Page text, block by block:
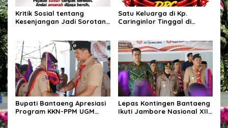
Kritik Sosial tentang
Kesenjangan Jadi Sorotan,
Pemberantasan Korupsi
Satu Keluarga di Kp.
Caringinlor Tinggal di
pemerintah
Bupati Bantaeng Apresiasi
Program KKN-PPM UGM
Lepas Kontingen Bantaeng
Ikuti Jambore Nasional XII,